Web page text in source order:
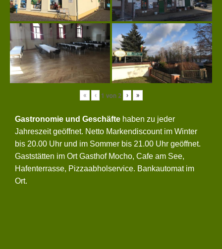
« ‹ 1 von 2 › »
Gastronomie und Geschäfte haben zu jeder
Jahreszeit geöffnet. Netto Markendiscount im Winter
bis 20.00 Uhr und im Sommer bis 21.00 Uhr geöffnet.
Gaststätten im Ort Gasthof Mocho, Cafe am See,
Hafenterrasse, Pizzaabholservice. Bankautomat im
Ort.